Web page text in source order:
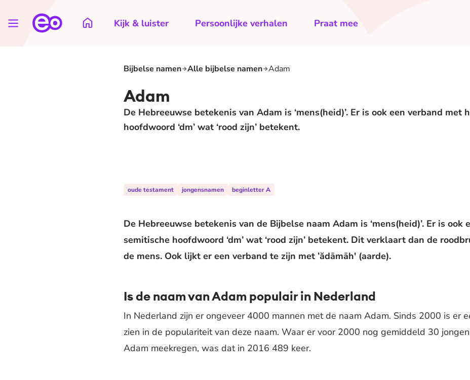
Kijk & luister Persoonlijke verhalen Praat mee
Bijbelse namen Alle bijbelse namen Adam
Adam
De Hebreeuwse betekenis van Adam is ‘mens(heid)’. Er is ook een verband met
hoofdwoord ‘dm’ wat ‘rood zijn’ betekent.
oude testament jongensnamen beginletter A
De Hebreeuwse betekenis van de Bijbelse naam Adam is ‘mens(heid)’. Er is ook
semitische hoofdwoord ‘dm’ wat ‘rood zijn’ betekent. Dit verklaart dan de
de mens. Ook lijkt er een verband te zijn met ’ădāmāh' (aarde).
Is de naam van Adam populair in Nederland
In Nederland zijn er ongeveer 4000 mannen met de naam Adam. Sinds 2000 is er
zien in de populariteit van deze naam. Waar er voor 2000 nog gemiddeld 30
Adam meekregen, was dat in 2016 489 keer.